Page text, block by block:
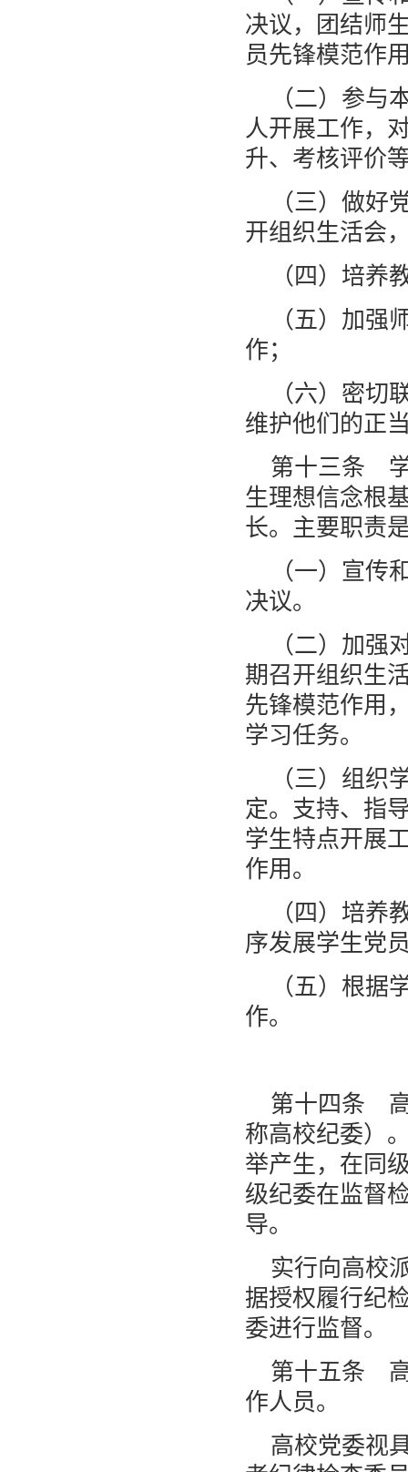
决议，团结师
员先锋模范作
（二）参与
人开展工作，
升、考核评价
（三）做好
开组织生活会
（四）培养
（五）加强
作；
（六）密切
维护他们的正
第十三条 学
生理想信念根
长。主要职责
（一）宣传
决议。
（二）加强
期召开组织生
先锋模范作用
学习任务。
（三）组织
定。支持、指
学生特点开展
作用。
（四）培养
序发展学生党
（五）根据
作。
第十四条 高
称高校纪委）
举产生，在同
级纪委在监督
导。
实行向高校
据授权履行纪
委进行监督。
第十五条 高
作人员。
高校党委视